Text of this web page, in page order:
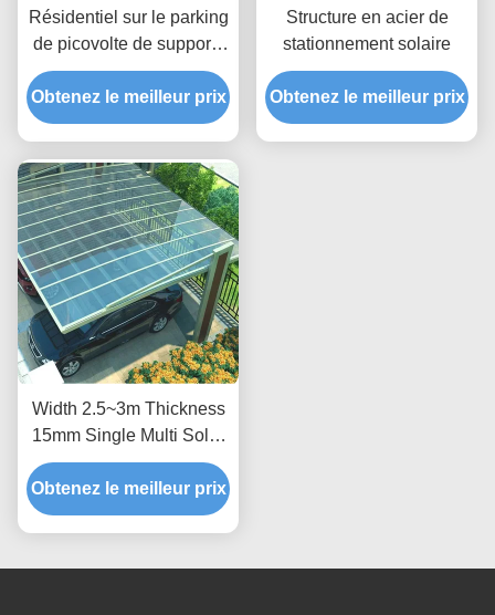
Résidentiel sur le parking
de picovolte de supports
de parking d'énergie
solaire de grille
Obtenez le meilleur prix
Structure en acier de
stationnement solaire
Obtenez le meilleur prix
Width 2.5~3m Thickness
15mm Single Multi Solar
Photovoltaic Carport
Obtenez le meilleur prix